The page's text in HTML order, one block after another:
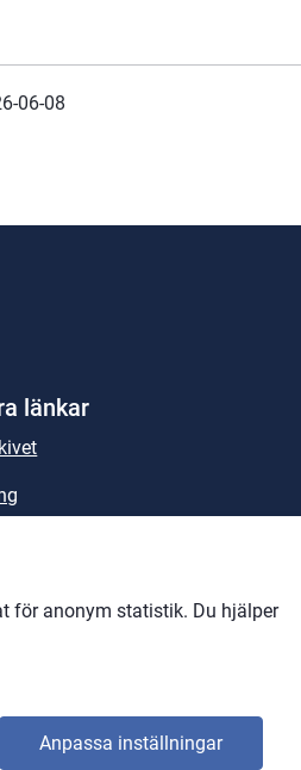
för anonym statistik. Du hjälper
Anpassa inställningar
06-08
länkar
regionkliniken